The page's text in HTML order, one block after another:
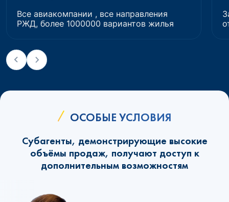
Все авиакомпании , все направления
РЖД, более 1000000 вариантов жилья
ОСОБЫЕ УСЛОВИЯ
Субагенты, демонстрирующие высокие
объёмы продаж, получают доступ к
дополнительным возможностям